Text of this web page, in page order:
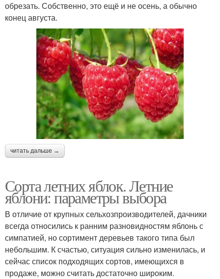
обрезать. Собственно, это ещё и не осень, а обычно
конец августа.
читать дальше →
Сорта летних яблок. Летние
яблони: параметры выбора
В отличие от крупных сельхозпроизводителей, дачники
всегда относились к ранним разновидностям яблонь с
симпатией, но сортимент деревьев такого типа был
небольшим. К счастью, ситуация сильно изменилась, и
сейчас список подходящих сортов, имеющихся в
продаже, можно считать достаточно широким.